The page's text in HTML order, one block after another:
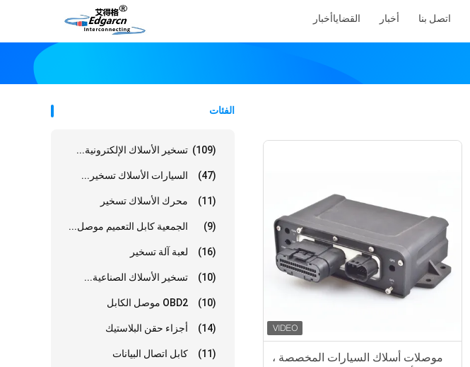
اتصل بنا أخبار القضاياأخبار
الفئات
تسخير الأسلاك الإلكترونية... (109)
السيارات الأسلاك تسخير... (47)
محرك الأسلاك تسخير (11)
الجمعية كابل التعميم موصل... (9)
لعبة آلة تسخير (16)
تسخير الأسلاك الصناعية... (10)
OBD2 موصل الكابل (10)
أجزاء حقن البلاستيك (14)
كابل اتصال البيانات (11)
موصلات أسلاك السيارات المخصصة ،